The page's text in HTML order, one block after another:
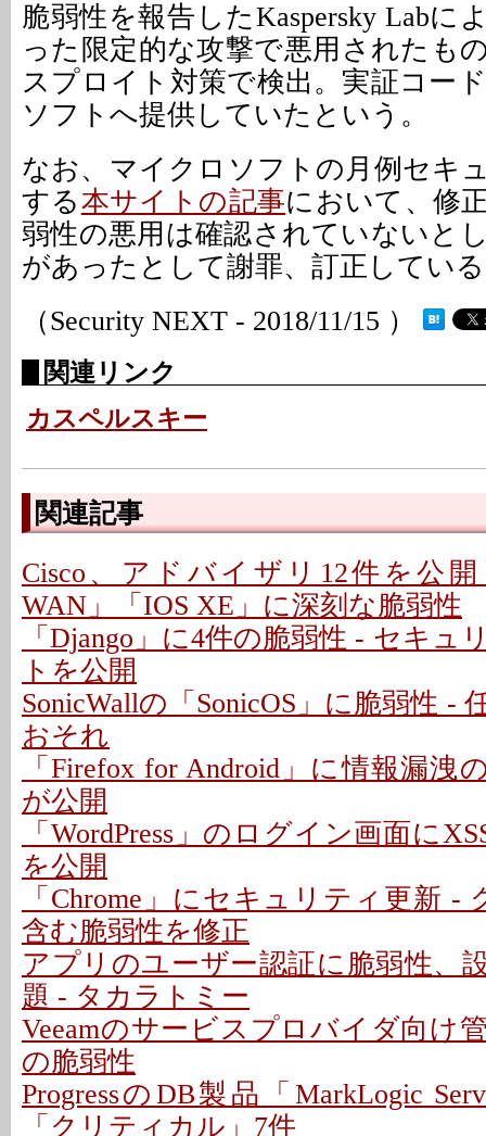
脆弱性を報告したKaspersky Labに
った限定的な攻撃で悪用されたも
スプロイト対策で検出。実証コー
ソフトへ提供していたという。
なお、マイクロソフトの月例セキ
する本サイトの記事において、修
弱性の悪用は確認されていないと
があったとして謝罪、訂正してい
（Security NEXT - 2018/11/15 ）
関連リンク
カスペルスキー
関連記事
Cisco、アドバイザリ12件を公開
WAN」「IOS XE」に深刻な脆弱性
「Django」に4件の脆弱性 - セキュ
トを公開
SonicWallの「SonicOS」に脆弱性 -
おそれ
「Firefox for Android」に情報漏洩
が公開
「WordPress」のログイン画面に
を公開
「Chrome」にセキュリティ更新 -
含む脆弱性を修正
アプリのユーザー認証に脆弱性、
題 - タカラトミー
Veeamのサービスプロバイダ向け
の脆弱性
ProgressのDB製品「MarkLogic
「クリティカル」7件